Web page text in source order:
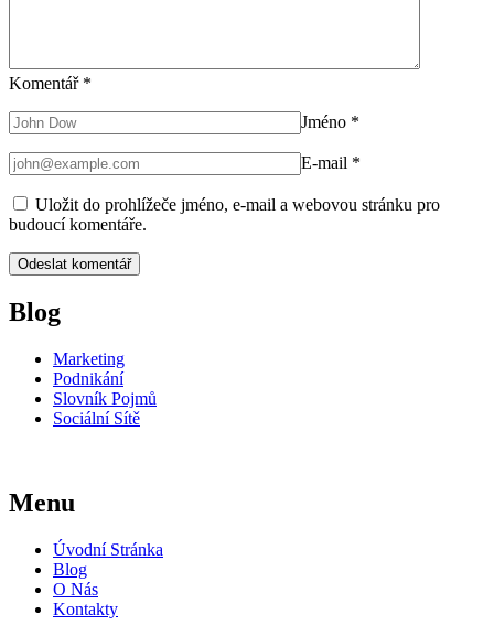
Komentář *
Jméno *
E-mail *
Uložit do prohlížeče jméno, e-mail a webovou stránku pro
budoucí komentáře.
Blog
Marketing
Podnikání
Slovník Pojmů
Sociální Sítě
Menu
Úvodní Stránka
Blog
O Nás
Kontakty